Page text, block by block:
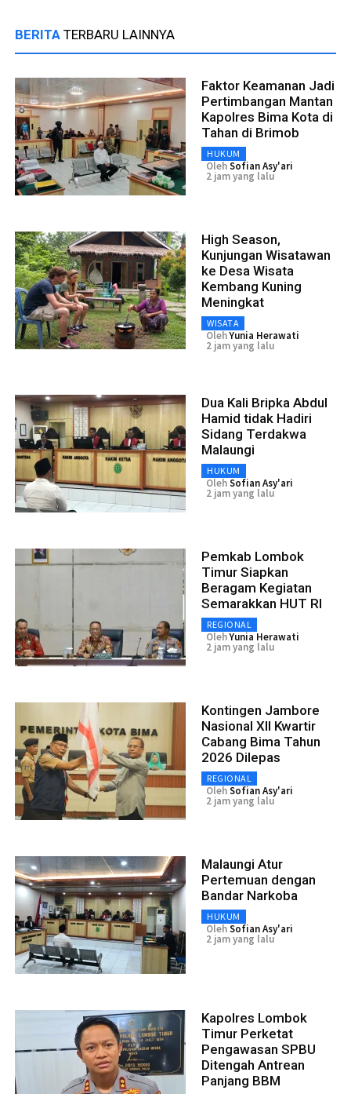
BERITA TERBARU LAINNYA
Faktor Keamanan Jadi
Pertimbangan Mantan
Kapolres Bima Kota di
Tahan di Brimob
HUKUM
OlehSofian Asy'ari
2 jam yang lalu
High Season,
Kunjungan Wisatawan
ke Desa Wisata
Kembang Kuning
Meningkat
WISATA
OlehYunia Herawati
2 jam yang lalu
Dua Kali Bripka Abdul
Hamid tidak Hadiri
Sidang Terdakwa
Malaungi
HUKUM
OlehSofian Asy'ari
2 jam yang lalu
Pemkab Lombok
Timur Siapkan
Beragam Kegiatan
Semarakkan HUT RI
REGIONAL
OlehYunia Herawati
2 jam yang lalu
Kontingen Jambore
Nasional XII Kwartir
Cabang Bima Tahun
2026 Dilepas
REGIONAL
OlehSofian Asy'ari
2 jam yang lalu
Malaungi Atur
Pertemuan dengan
Bandar Narkoba
HUKUM
OlehSofian Asy'ari
2 jam yang lalu
Kapolres Lombok
Timur Perketat
Pengawasan SPBU
Ditengah Antrean
Panjang BBM